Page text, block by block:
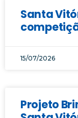
Santa
15/07/2026
Projeto